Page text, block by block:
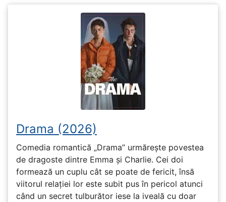
Drama (2026)
Comedia romantică „Drama” urmărește povestea
de dragoste dintre Emma și Charlie. Cei doi
formează un cuplu cât se poate de fericit, însă
viitorul relației lor este subit pus în pericol atunci
când un secret tulburător iese la iveală cu doar